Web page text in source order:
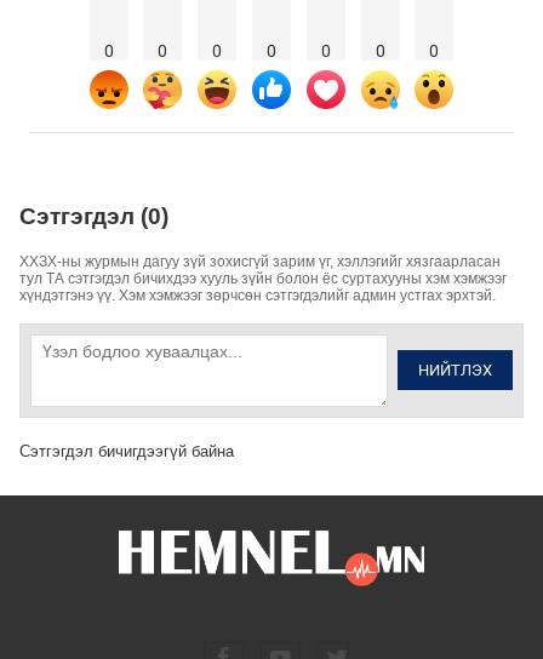
0 0 0 0 0 0 0
Сэтгэгдэл (0)
ХХЗХ-ны журмын дагуу зүй зохисгүй зарим үг, хэллэгийг хязгаарласан
тул ТА сэтгэгдэл бичихдээ хууль зүйн болон ёс суртахууны хэм хэмжээг
хүндэтгэнэ үү. Хэм хэмжээг зөрчсөн сэтгэгдэлийг админ устгах эрхтэй.
НИЙТЛЭХ
Сэтгэгдэл бичигдээгүй байна